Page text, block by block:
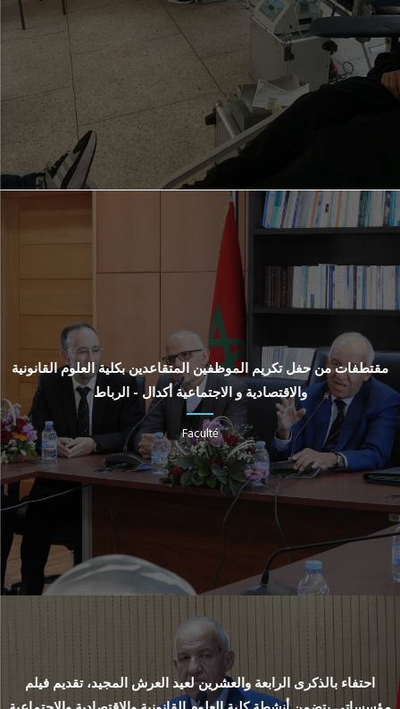
مقتطفات من حفل تكريم الموظفين المتقاعدين بكلية العلوم القانونية
والاقتصادية و الاجتماعية أكدال - الرباط
Faculté
احتفاء بالذكرى الرابعة والعشرين لعيد العرش المجيد، تقديم فيلم